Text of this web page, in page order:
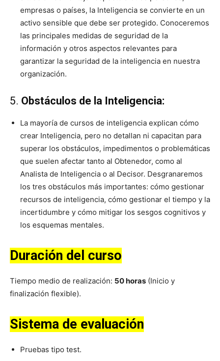
empresas o países, la Inteligencia se convierte en un
activo sensible que debe ser protegido. Conoceremos
las principales medidas de seguridad de la
información y otros aspectos relevantes para
garantizar la seguridad de la inteligencia en nuestra
organización.
5. Obstáculos de la Inteligencia:
La mayoría de cursos de inteligencia explican cómo
crear Inteligencia, pero no detallan ni capacitan para
superar los obstáculos, impedimentos o problemáticas
que suelen afectar tanto al Obtenedor, como al
Analista de Inteligencia o al Decisor. Desgranaremos
los tres obstáculos más importantes: cómo gestionar
recursos de inteligencia, cómo gestionar el tiempo y la
incertidumbre y cómo mitigar los sesgos cognitivos y
los esquemas mentales.
Duración del curso
Tiempo medio de realización: 50 horas (Inicio y
finalización flexible).
Sistema de evaluación
Pruebas tipo test.